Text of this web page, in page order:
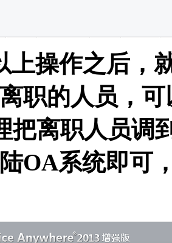
上操作之后，
职的人员，
把离职人员调
OA系统即可